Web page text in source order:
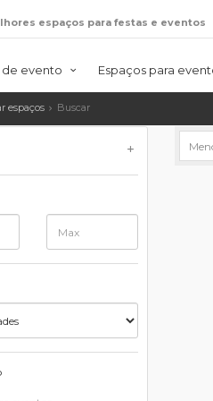
espaços para festas e eventos
de evento Espaços para
espaços Buscar